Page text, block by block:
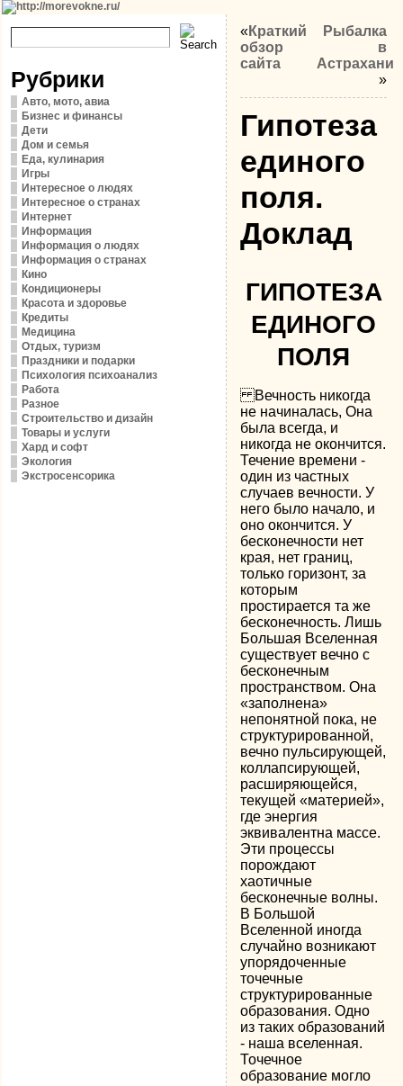
Рубрики
Авто, мото, авиа
Бизнес и финансы
Дети
Дом и семья
Еда, кулинария
Игры
Интересное о людях
Интересное о странах
Интернет
Информация
Информация о людях
Информация о странах
Кино
Кондиционеры
Красота и здоровье
Кредиты
Медицина
Отдых, туризм
Праздники и подарки
Психология психоанализ
Работа
Разное
Строительство и дизайн
Товары и услуги
Хард и софт
Экология
Экстросенсорика
«Краткий
обзор
сайта
Рыбалка
в
Астрахани
»
Гипотеза
единого
поля.
Доклад
ГИПОТЕЗА
ЕДИНОГО
ПОЛЯ
Вечность никогда
не начиналась, Она
была всегда, и
никогда не окончится.
Течение времени -
один из частных
случаев вечности. У
него было начало, и
оно окончится. У
бесконечности нет
края, нет границ,
только горизонт, за
которым
простирается та же
бесконечность. Лишь
Большая Вселенная
существует вечно с
бесконечным
пространством. Она
«заполнена»
непонятной пока, не
структурированной,
вечно пульсирующей,
коллапсирующей,
расширяющейся,
текущей «материей»,
где энергия
эквивалентна массе.
Эти процессы
порождают
хаотичные
бесконечные волны.
В Большой
Вселенной иногда
случайно возникают
упорядоченные
точечные
структурированные
образования. Одно
из таких образований
- наша вселенная.
Точечное
образование могло